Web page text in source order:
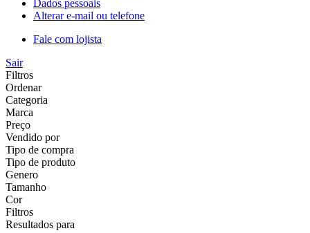
Dados pessoais
Alterar e-mail ou telefone
Fale com lojista
Sair
Filtros
Ordenar
Categoria
Marca
Preço
Vendido por
Tipo de compra
Tipo de produto
Genero
Tamanho
Cor
Filtros
Resultados para